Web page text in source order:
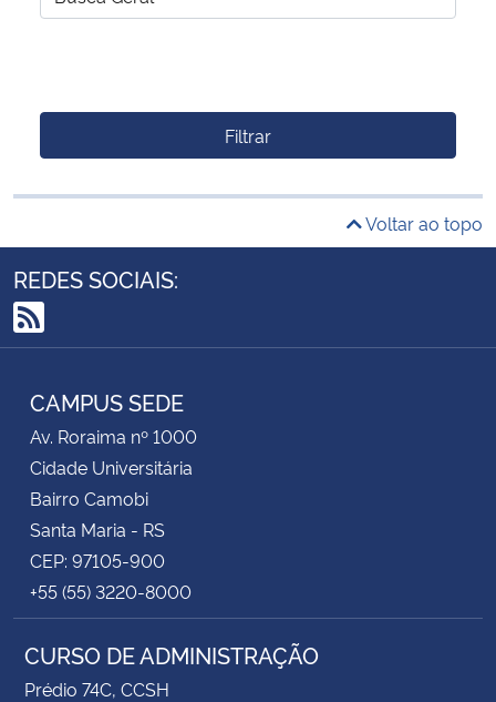
Filtrar
Voltar ao topo
REDES SOCIAIS:
RSS
CAMPUS SEDE
Av. Roraima nº 1000
Cidade Universitária
Bairro Camobi
Santa Maria - RS
CEP: 97105-900
+55 (55) 3220-8000
CURSO DE ADMINISTRAÇÃO
Prédio 74C, CCSH